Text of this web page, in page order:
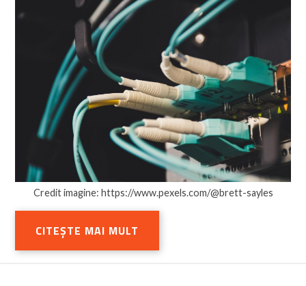
Credit imagine: https://www.pexels.com/@brett-sayles
CITEȘTE MAI MULT